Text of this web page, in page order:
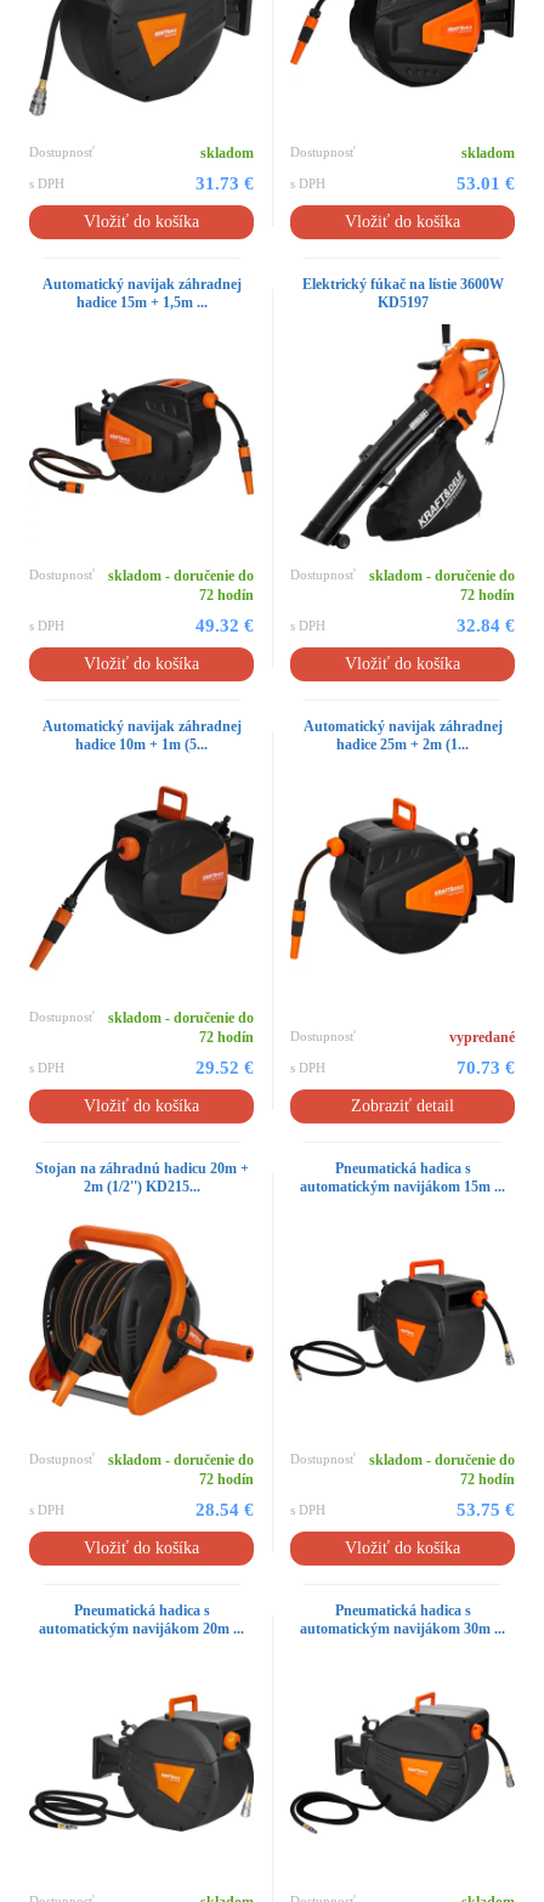
Dostupnosť skladom
s DPH 31.73 €
Vložiť do košíka
Dostupnosť skladom
s DPH 53.01 €
Vložiť do košíka
Automatický navijak záhradnej
hadice 15m + 1,5m ...
Dostupnosť
skladom - doručenie do
72 hodín
s DPH 49.32 €
Vložiť do košíka
Elektrický fúkač na lístie 3600W
KD5197
Dostupnosť
skladom - doručenie do
72 hodín
s DPH 32.84 €
Vložiť do košíka
Automatický navijak záhradnej
hadice 10m + 1m (5...
Dostupnosť
skladom - doručenie do
72 hodín
s DPH 29.52 €
Vložiť do košíka
Automatický navijak záhradnej
hadice 25m + 2m (1...
Dostupnosť vypredané
s DPH 70.73 €
Zobraziť detail
Stojan na záhradnú hadicu 20m +
2m (1/2'') KD215...
Dostupnosť
skladom - doručenie do
72 hodín
s DPH 28.54 €
Vložiť do košíka
Pneumatická hadica s
automatickým navijákom 15m ...
Dostupnosť
skladom - doručenie do
72 hodín
s DPH 53.75 €
Vložiť do košíka
Pneumatická hadica s
automatickým navijákom 20m ...
Pneumatická hadica s
automatickým navijákom 30m ...